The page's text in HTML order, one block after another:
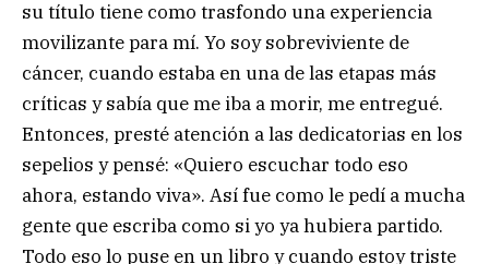
su título tiene como trasfondo una experiencia
movilizante para mí. Yo soy sobreviviente de
cáncer, cuando estaba en una de las etapas más
críticas y sabía que me iba a morir, me entregué.
Entonces, presté atención a las dedicatorias en los
sepelios y pensé: «Quiero escuchar todo eso
ahora, estando viva». Así fue como le pedí a mucha
gente que escriba como si yo ya hubiera partido.
Todo eso lo puse en un libro y cuando estoy triste